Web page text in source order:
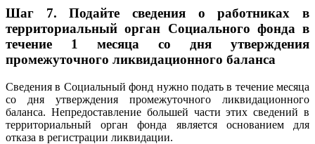
Шаг 7. Подайте сведения о работниках в
территориальный орган Социального фонда в
течение 1 месяца со дня утверждения
промежуточного ликвидационного баланса
Сведения в Социальный фонд нужно подать в течение месяца
со дня утверждения промежуточного ликвидационного
баланса. Непредоставление большей части этих сведений в
территориальный орган фонда является основанием для
отказа в регистрации ликвидации.